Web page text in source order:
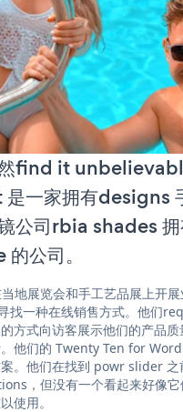
find it
一家拥有designs
公司rbia shades
公司。
地展览会和手工艺品展上开
找一种在线销售方式。他们
方式向访客展示他们的产品
他们的 Twenty Ten for
。他们在找到 powr slider
，但没有一个看起来好像它
使用。